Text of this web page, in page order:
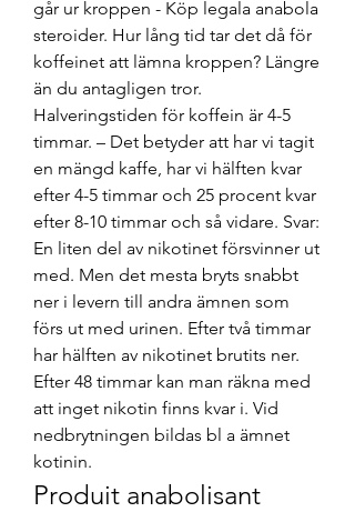
går ur kroppen - Köp legala anabola
steroider. Hur lång tid tar det då för
koffeinet att lämna kroppen? Längre
än du antagligen tror.
Halveringstiden för koffein är 4-5
timmar. – Det betyder att har vi tagit
en mängd kaffe, har vi hälften kvar
efter 4-5 timmar och 25 procent kvar
efter 8-10 timmar och så vidare. Svar:
En liten del av nikotinet försvinner ut
med. Men det mesta bryts snabbt
ner i levern till andra ämnen som
förs ut med urinen. Efter två timmar
har hälften av nikotinet brutits ner.
Efter 48 timmar kan man räkna med
att inget nikotin finns kvar i. Vid
nedbrytningen bildas bl a ämnet
kotinin.
Produit anabolisant